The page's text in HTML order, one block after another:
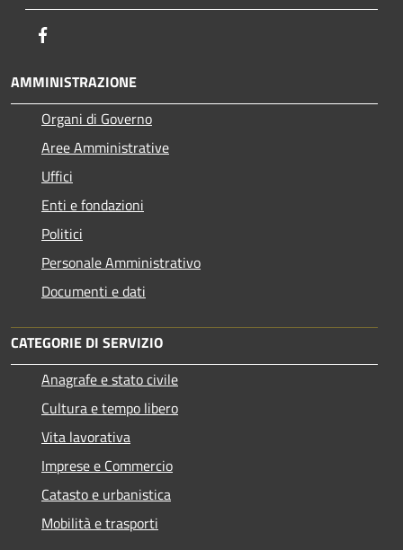
AMMINISTRAZIONE
Organi di Governo
Aree Amministrative
Uffici
Enti e fondazioni
Politici
Personale Amministrativo
Documenti e dati
CATEGORIE DI SERVIZIO
Anagrafe e stato civile
Cultura e tempo libero
Vita lavorativa
Imprese e Commercio
Catasto e urbanistica
Mobilità e trasporti